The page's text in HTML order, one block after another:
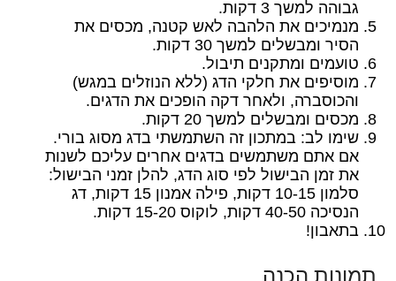
גבוהה למשך 3 דקות.
מנמיכים את הלהבה לאש קטנה, מכסים את
הסיר ומבשלים למשך 30 דקות.
טועמים ומתקנים תיבול.
מוסיפים את חלקי הדג (ללא הנוזלים במגש)
והכוסברה, ולאחר דקה הופכים את הדגים.
מכסים ומבשלים למשך 20 דקות.
שימו לב: במתכון זה השתמשתי בדג מסוג בורי.
אם אתם משתמשים בדגים אחרים עליכם לשנות
את זמן הבישול לפי סוג הדג, להלן זמני הבישול:
סלמון 10-15 דקות, פילה אמנון 15 דקות, דג
הנסיכה 40-50 דקות, לוקוס 15-20 דקות.
בתאבון!
תמונות הכנה